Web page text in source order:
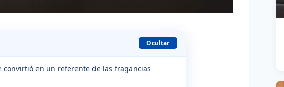
Ocultar
convirtió en un referente de las fragancias